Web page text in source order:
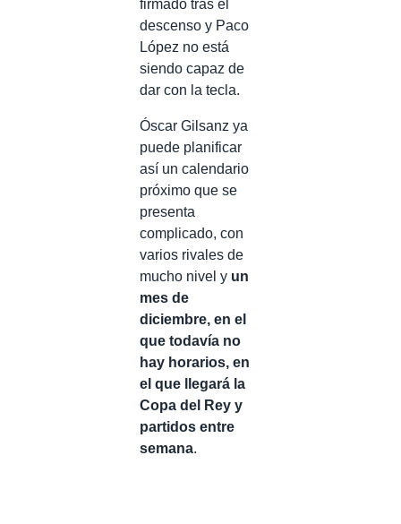
firmado tras el
descenso y Paco
López no está
siendo capaz de
dar con la tecla.
Óscar Gilsanz ya
puede planificar
así un calendario
próximo que se
presenta
complicado, con
varios rivales de
mucho nivel y un
mes de
diciembre, en el
que todavía no
hay horarios, en
el que llegará la
Copa del Rey y
partidos entre
semana.